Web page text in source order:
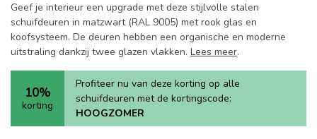
Geef je interieur een upgrade met deze stijlvolle stalen
schuifdeuren in matzwart (RAL 9005) met rook glas en
koofsysteem. De deuren hebben een organische en moderne
uitstraling dankzij twee glazen vlakken. Lees meer.
10%
korting
Profiteer nu van deze korting op alle
schuifdeuren met de kortingscode:
HOOGZOMER